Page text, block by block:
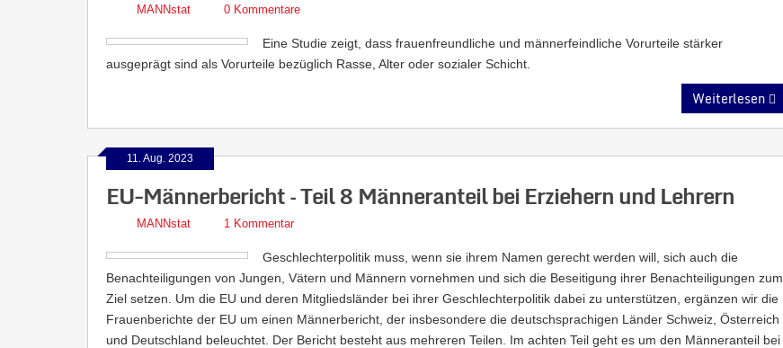
MANNstat 0 Kommentare
Eine Studie zeigt, dass frauenfreundliche und männerfeindliche Vorurteile stärker
ausgeprägt sind als Vorurteile bezüglich Rasse, Alter oder sozialer Schicht.
Weiterlesen
11. Aug. 2023
EU-Männerbericht – Teil 8 Männeranteil bei Erziehern und Lehrern
MANNstat 1 Kommentar
Geschlechterpolitik muss, wenn sie ihrem Namen gerecht werden will, sich auch die
Benachteiligungen von Jungen, Vätern und Männern vornehmen und sich die Beseitigung ihrer Benachteiligungen zum
Ziel setzen. Um die EU und deren Mitgliedsländer bei ihrer Geschlechterpolitik dabei zu unterstützen, ergänzen wir die
Frauenberichte der EU um einen Männerbericht, der insbesondere die deutschsprachigen Länder Schweiz, Österreich
und Deutschland beleuchtet. Der Bericht besteht aus mehreren Teilen. Im achten Teil geht es um den Männeranteil bei